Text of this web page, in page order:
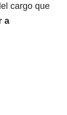
cargo que
a